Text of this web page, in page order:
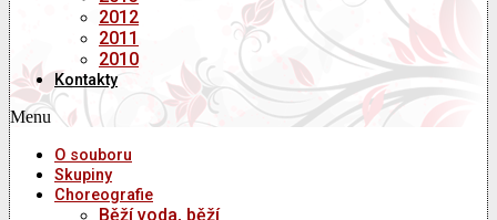
2012
2011
2010
Kontakty
Menu
O souboru
Skupiny
Choreografie
Běží voda, běží